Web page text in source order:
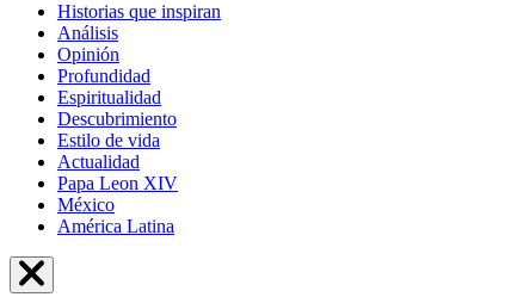
Historias que inspiran
Análisis
Opinión
Profundidad
Espiritualidad
Descubrimiento
Estilo de vida
Actualidad
Papa Leon XIV
México
América Latina